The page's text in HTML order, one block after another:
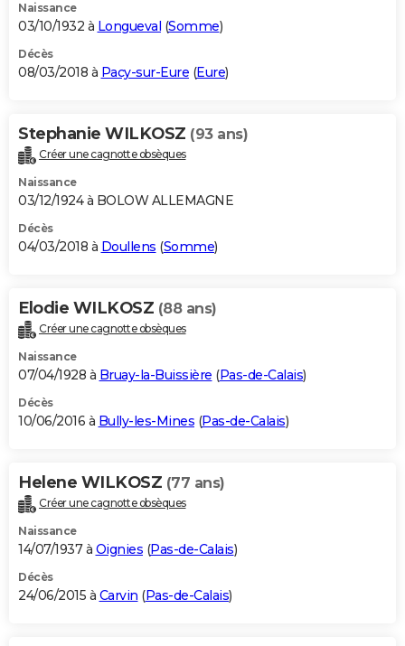
Naissance
03/10/1932 à Longueval (Somme)
Décès
08/03/2018 à Pacy-sur-Eure (Eure)
Stephanie WILKOSZ (93 ans)
Créer une cagnotte obsèques
Naissance
03/12/1924 à BOLOW ALLEMAGNE
Décès
04/03/2018 à Doullens (Somme)
Elodie WILKOSZ (88 ans)
Créer une cagnotte obsèques
Naissance
07/04/1928 à Bruay-la-Buissière (Pas-de-Calais)
Décès
10/06/2016 à Bully-les-Mines (Pas-de-Calais)
Helene WILKOSZ (77 ans)
Créer une cagnotte obsèques
Naissance
14/07/1937 à Oignies (Pas-de-Calais)
Décès
24/06/2015 à Carvin (Pas-de-Calais)